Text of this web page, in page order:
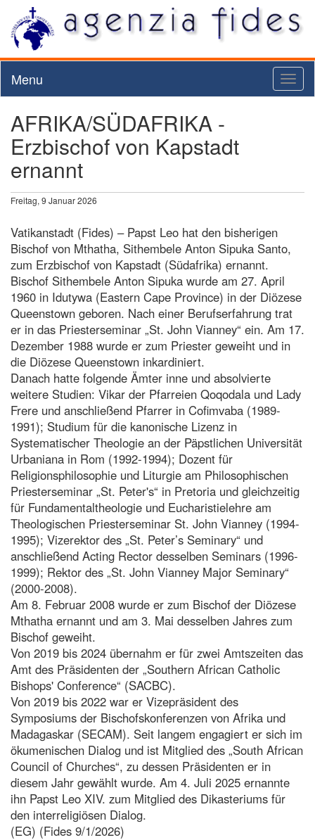
Menu
AFRIKA/SÜDAFRIKA -
Erzbischof von Kapstadt
ernannt
Freitag, 9 Januar 2026
Vatikanstadt (Fides) – Papst Leo hat den bisherigen
Bischof von Mthatha, Sithembele Anton Sipuka Santo,
zum Erzbischof von Kapstadt (Südafrika) ernannt.
Bischof Sithembele Anton Sipuka wurde am 27. April
1960 in Idutywa (Eastern Cape Province) in der Diözese
Queenstown geboren. Nach einer Berufserfahrung trat
er in das Priesterseminar „St. John Vianney“ ein. Am 17.
Dezember 1988 wurde er zum Priester geweiht und in
die Diözese Queenstown inkardiniert.
Danach hatte folgende Ämter inne und absolvierte
weitere Studien: Vikar der Pfarreien Qoqodala und Lady
Frere und anschließend Pfarrer in Cofimvaba (1989-
1991); Studium für die kanonische Lizenz in
Systematischer Theologie an der Päpstlichen Universität
Urbaniana in Rom (1992-1994); Dozent für
Religionsphilosophie und Liturgie am Philosophischen
Priesterseminar „St. Peter's“ in Pretoria und gleichzeitig
für Fundamentaltheologie und Eucharistielehre am
Theologischen Priesterseminar St. John Vianney (1994-
1995); Vizerektor des „St. Peter’s Seminary“ und
anschließend Acting Rector desselben Seminars (1996-
1999); Rektor des „St. John Vianney Major Seminary“
(2000-2008).
Am 8. Februar 2008 wurde er zum Bischof der Diözese
Mthatha ernannt und am 3. Mai desselben Jahres zum
Bischof geweiht.
Von 2019 bis 2024 übernahm er für zwei Amtszeiten das
Amt des Präsidenten der „Southern African Catholic
Bishops' Conference“ (SACBC).
Von 2019 bis 2022 war er Vizepräsident des
Symposiums der Bischofskonferenzen von Afrika und
Madagaskar (SECAM). Seit langem engagiert er sich im
ökumenischen Dialog und ist Mitglied des „South African
Council of Churches“, zu dessen Präsidenten er in
diesem Jahr gewählt wurde. Am 4. Juli 2025 ernannte
ihn Papst Leo XIV. zum Mitglied des Dikasteriums für
den interreligiösen Dialog.
(EG) (Fides 9/1/2026)